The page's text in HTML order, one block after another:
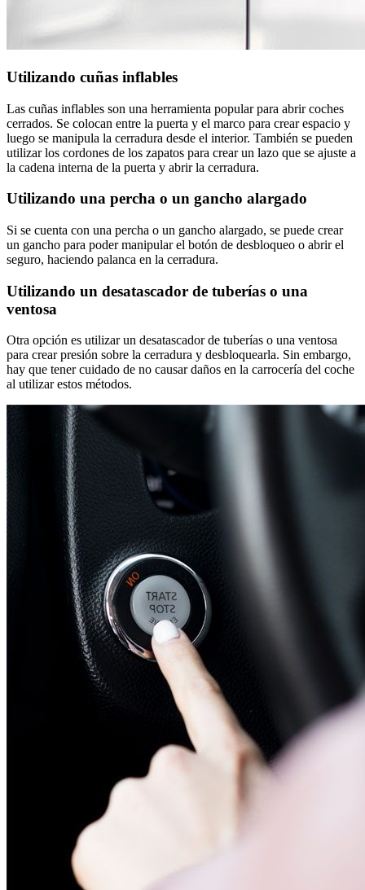
Utilizando cuñas inflables
Las cuñas inflables son una herramienta popular para abrir coches
cerrados. Se colocan entre la puerta y el marco para crear espacio y
luego se manipula la cerradura desde el interior. También se pueden
utilizar los cordones de los zapatos para crear un lazo que se ajuste a
la cadena interna de la puerta y abrir la cerradura.
Utilizando una percha o un gancho alargado
Si se cuenta con una percha o un gancho alargado, se puede crear
un gancho para poder manipular el botón de desbloqueo o abrir el
seguro, haciendo palanca en la cerradura.
Utilizando un desatascador de tuberías o una
ventosa
Otra opción es utilizar un desatascador de tuberías o una ventosa
para crear presión sobre la cerradura y desbloquearla. Sin embargo,
hay que tener cuidado de no causar daños en la carrocería del coche
al utilizar estos métodos.